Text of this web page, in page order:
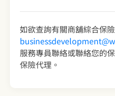
如欲查詢有關商舖綜合保
服務專員聯絡或聯絡您的
保險代理。